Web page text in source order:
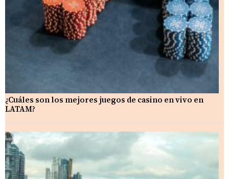
¿Cuáles son los mejores juegos de casino en vivo en
LATAM?